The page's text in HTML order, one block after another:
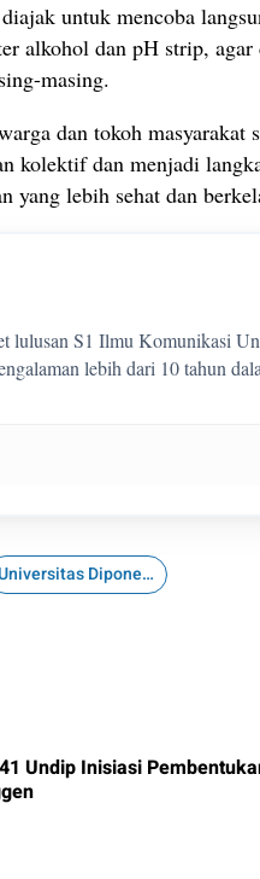
untuk mencoba
alkohol dan pH strip, agar
masing.
dan tokoh masyarakat
kolektif dan menjadi
yang lebih sehat dan
lulusan S1 Ilmu Komunikasi
lebih dari 10 tahun
Universitas Diponegoro
Undip Inisiasi